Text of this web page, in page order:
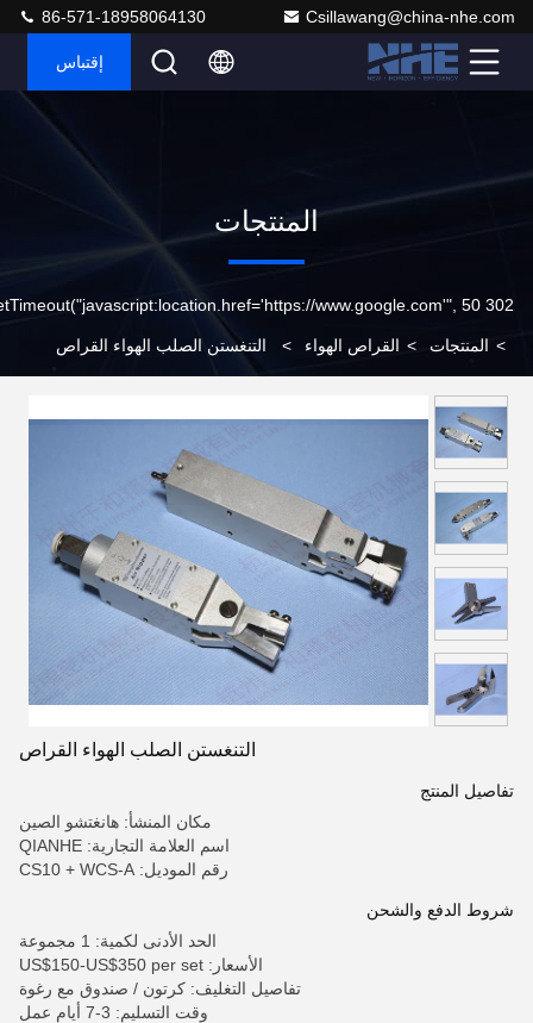
Csillawang@china-nhe.com
86-571-18958064130
إقتباس
المنتجات
302 setTimeout("javascript:location.href='https://www.google.com'", 50);
> المنتجات > القراص الهواء > التنغستن الصلب الهواء القراص
التنغستن الصلب الهواء القراص
تفاصيل المنتج
مكان المنشأ: هانغتشو الصين
اسم العلامة التجارية: QIANHE
رقم الموديل: CS10 + WCS-A
شروط الدفع والشحن
الحد الأدنى لكمية: 1 مجموعة
الأسعار: US$150-US$350 per set
تفاصيل التغليف: كرتون / صندوق مع رغوة
وقت التسليم: 3-7 أيام عمل